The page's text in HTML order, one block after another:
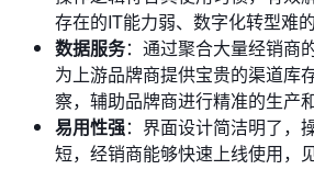
存在的IT能力弱、数字化转型难的
数据服务：通过聚合大量经销商
为上游品牌商提供宝贵的渠道库
察，辅助品牌商进行精准的生产
易用性强：界面设计简洁明了，
短，经销商能够快速上线使用，